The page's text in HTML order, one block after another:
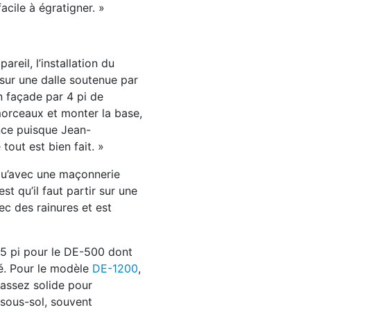
à égratigner. »
l’installation du
sur une dalle soutenue par
façade par 4 pi de
et monter la base,
puisque Jean-
tout est bien fait. »
une maçonnerie
qu’il faut partir sur une
des rainures et est
pi pour le DE-500 dont
Pour le modèle DE-1200,
assez solide pour
sol, souvent